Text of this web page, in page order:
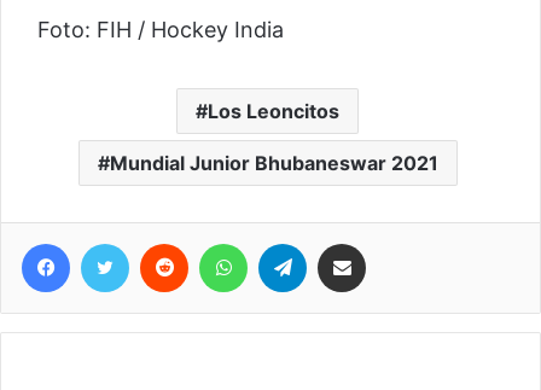
Foto: FIH / Hockey India
Los Leoncitos
Mundial Junior Bhubaneswar 2021
Facebook
Twitter Reddit WhatsAppTelegram